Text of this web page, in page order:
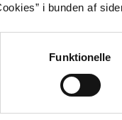
i bunden af
Funktionelle